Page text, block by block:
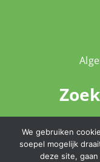
We gebruiken
soepel mogelijk
deze site,